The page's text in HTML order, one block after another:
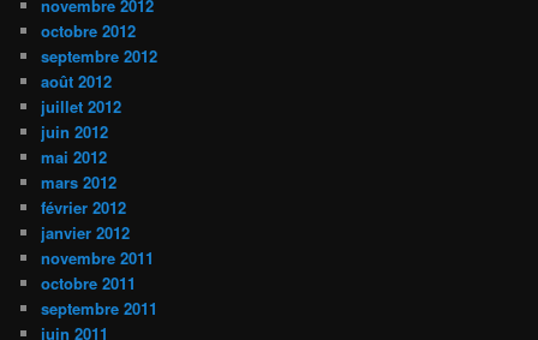
novembre 2012
octobre 2012
septembre 2012
août 2012
juillet 2012
juin 2012
mai 2012
mars 2012
février 2012
janvier 2012
novembre 2011
octobre 2011
septembre 2011
juin 2011